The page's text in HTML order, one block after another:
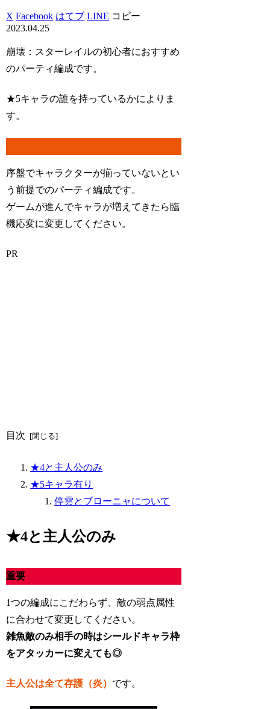
X Facebook はてブ LINE コピー
2023.04.25
崩壊：スターレイルの初心者におすすめ
のパーティ編成です。
★5キャラの誰を持っているかによりま
す。
序盤でキャラクターが揃っていないとい
う前提でのパーティ編成です。
ゲームが進んでキャラが増えてきたら臨
機応変に変更してください。
PR
目次
★4と主人公のみ
★5キャラ有り
停雲とブローニャについて
★4と主人公のみ
重要
1つの編成にこだわらず、敵の弱点属性
に合わせて変更してください。
雑魚敵のみ相手の時はシールドキャラ枠
をアタッカーに変えても◎
主人公は全て存護（炎） です。